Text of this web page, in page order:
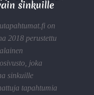
sinkuille
on
2018 perustettu
joka
sinkuille
tapahtumia